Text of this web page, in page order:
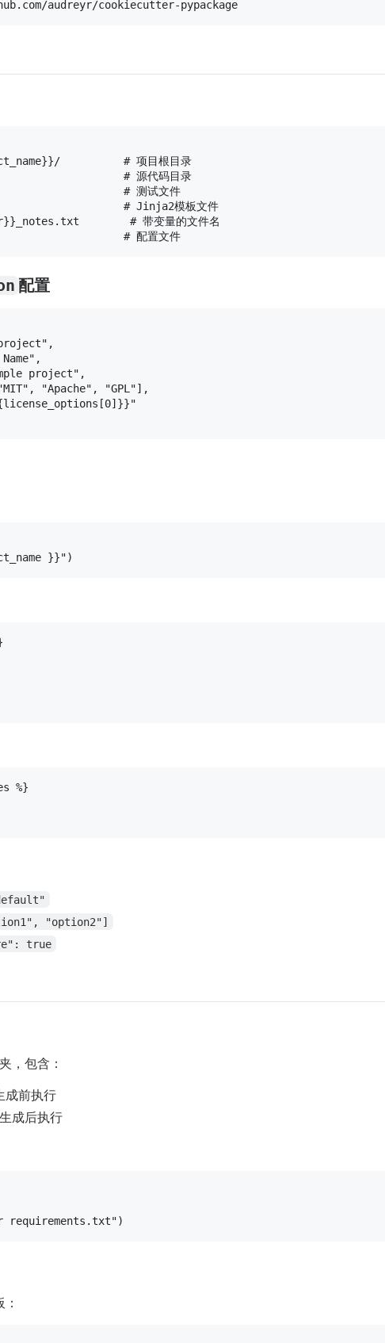
# 项目根目录
src/ # 源代码目录
tests/ # 测试文件
# Jinja2模板文件
# 带变量的文件名
# 配置文件
配置
,
,
project" ,
, "Apache" , "GPL"] ,
}}"
%}
"option2"]
true
，包含：
成前执行
生成后执行